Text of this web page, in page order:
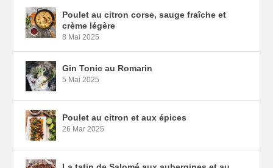
Poulet au citron corse, sauge fraîche et
crème légère
8 Mai 2025
Gin Tonic au Romarin
5 Mai 2025
Poulet au citron et aux épices
26 Mar 2025